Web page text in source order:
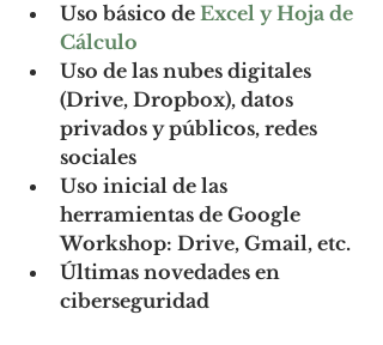
Uso básico de Excel y Hoja de
Cálculo
Uso de las nubes digitales
(Drive, Dropbox), datos
privados y públicos, redes
sociales
Uso inicial de las
herramientas de Google
Workshop: Drive, Gmail, etc.
Últimas novedades en
ciberseguridad